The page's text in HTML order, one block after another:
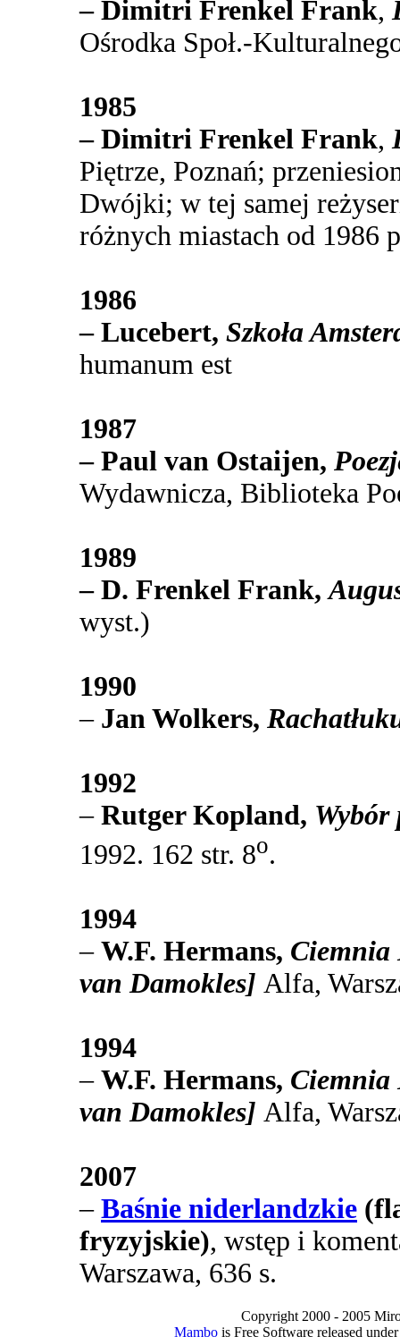
– Dimitri Frenkel Frank,
Ośrodka Społ.-
1985
– Dimitri Frenkel Frank,
Piętrze, Poznań;
Dwójki; w tej samej
różnych miastach od 1986
1986
– Lucebert, Szkoła
humanum est
1987
– Paul van Ostaijen,
Wydawnicza, Biblioteka
1989
– D. Frenkel Frank,
wyst.)
1990
– Jan Wolkers,
1992
– Rutger Kopland, Wybór
1992. 162 str. 8o.
1994
– W.F. Hermans, Ciemnia
van Damokles] Alfa,
1994
– W.F. Hermans, Ciemnia
van Damokles] Alfa,
2007
– Baśnie niderlandzkie
fryzyjskie), wstęp i
Warszawa, 636 s.
Copyright 2000 - 2005
Mambo is Free Software released